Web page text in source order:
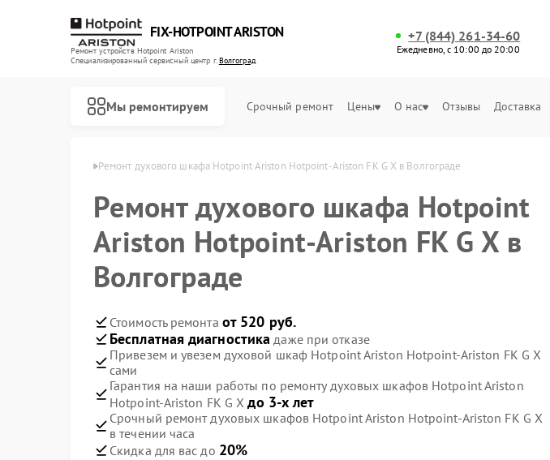
FIX-HOTPOINT ARISTON
Ремонт устройств Hotpoint Ariston
Специализированный cервисный центр г.Волгоград
+7 (844) 261-34-60
Ежедневно, с 10:00 до 20:00
Мы ремонтируем Срочный ремонт Цены О нас Отзывы Доставка
Ремонт духового шкафа Hotpoint Ariston Hotpoint-Ariston FK G X в Волгограде
Ремонт духового шкафа Hotpoint
Ariston Hotpoint-Ariston FK G X в
Волгограде
Стоимость ремонта от 520 руб.
Бесплатная диагностика даже при отказе
Привезем и увезем духовой шкаф Hotpoint Ariston Hotpoint-Ariston FK G X
сами
Гарантия на наши работы по ремонту духовых шкафов Hotpoint Ariston
Hotpoint-Ariston FK G Xдо 3-х лет
Срочный ремонт духовых шкафов Hotpoint Ariston Hotpoint-Ariston FK G X
в течении часа
Скидка для вас до 20%